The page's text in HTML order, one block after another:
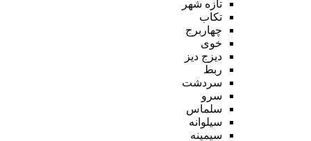
تازه شهر
تکاب
چهاربرج
خوی
دیزج دیز
ربط
سردشت
سرو
سلماس
سیلوانه
سیمینه